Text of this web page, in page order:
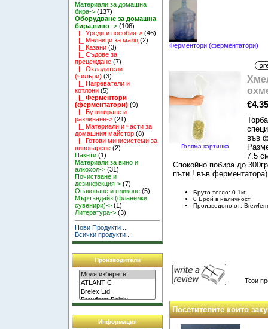
Материали за домашна
бира-> (137)
Оборудване за домашна
бира,вино-> (106)
|_ Уреди и пособия-> (46)
|_ Мелници за малц (2)
|_ Казани (3)
|_ Съдове за
прецеждане (7)
|_ Охладители
(чилъри) (3)
|_ Нагреватели и
котлони (5)
|_ Ферментори
(ферментатори) (9)
|_ Бутилиране и
разливане-> (21)
|_ Материали и части за
домашния майстор (8)
|_ Готови минисистеми за
пивоварене (2)
Пакети (1)
Материали за вино и
алкохол-> (31)
Почистване и
дезинфекция-> (7)
Опаковане и пликове (5)
Мърчъндайз (фланелки,
сувенири)-> (1)
Литература-> (3)
Нови Продукти ...
Всички продукти ...
Производители
Информация
Ферментори (ферментатори)
Голяма картинка
€4.35
във
7.5
Спокойно побира до
пъти ! във ферментатора)
Бруто тегло: 0.1кг.
0 Брой в наличност
Произведено от:
Този
Посетителите които